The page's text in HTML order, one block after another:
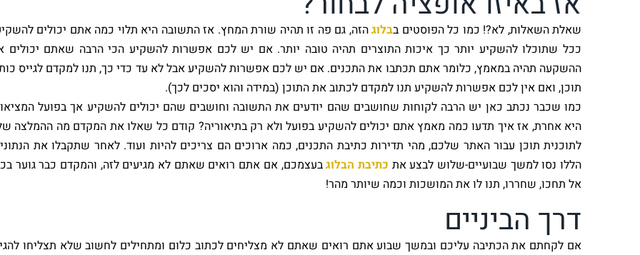
שאלת השאלות, לא?! כמו כל הפוסטים בבלוגהזה, גם פה זו תהיה שורת המחץ. אז התשובה היא תלוי כמה אתם יכולים
ככל שתוכלו להשקיע יותר כך איכות התוצרים תהיה טובה יותר. אם יש לכם אפשרות להשקיע הכי הרבה שאתם יכולים
ההשקעה תהיה במאמץ, כלומר אתם תכתבו את התכנים. אם יש לכם אפשרות להשקיע אבל לא עד כדי כך, תנו למקדם לגייס
תוכן, ואם אין לכם אפשרות להשקיע תנו למקדם לכתוב את התוכן (במידה והוא יסכים לכך).
כמו שכבר נכתב כאן יש הרבה לקוחות שחושבים שהם יודעים את התשובה וחושבים שהם יכולים להשקיע אך בפועל
היא אחרת, אז איך תדעו כמה מאמץ אתם יכולים להשקיע בפועל ולא רק בתיאוריה? קודם כל שאלו את המקדם מה ההמלצה
לתוכנית תוכן עבור האתר שלכם, מהי תדירות כתיבת התכנים, כמה ארוכים הם צריכים להיות ועוד. לאחר שתקבלו את
הללו נסו למשך שבועיים-שלוש לבצע את כתיבת הבלוגבעצמכם, אם אתם רואים שאתם לא מגיעים לזה, והמקדם כבר גוער
אל תחכו, שחררו, תנו לו את המושכות וכמה שיותר מהר!
דרך הביניים
אם לקחתם את הכתיבה עליכם ובמשך שבוע אתם רואים שאתם לא מצליחים לכתוב כלום ומתחילים לחשוב שלא תצליחו